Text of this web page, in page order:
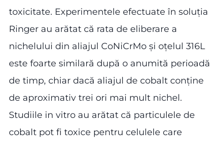
toxicitate. Experimentele efectuate în soluția
Ringer au arătat că rata de eliberare a
nichelului din aliajul CoNiCrMo și oțelul 316L
este foarte similară după o anumită perioadă
de timp, chiar dacă aliajul de cobalt conține
de aproximativ trei ori mai mult nichel.
Studiile in vitro au arătat că particulele de
cobalt pot fi toxice pentru celulele care